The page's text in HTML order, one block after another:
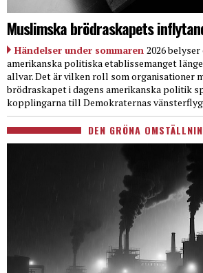
Muslimska brödraskapets
Händelser under sommaren 2026
amerikanska politiska etablissemanget
allvar. Det är vilken roll som organisationer
brödraskapet i dagens amerikanska politik
kopplingarna till Demokraternas
DEN GRÖNA